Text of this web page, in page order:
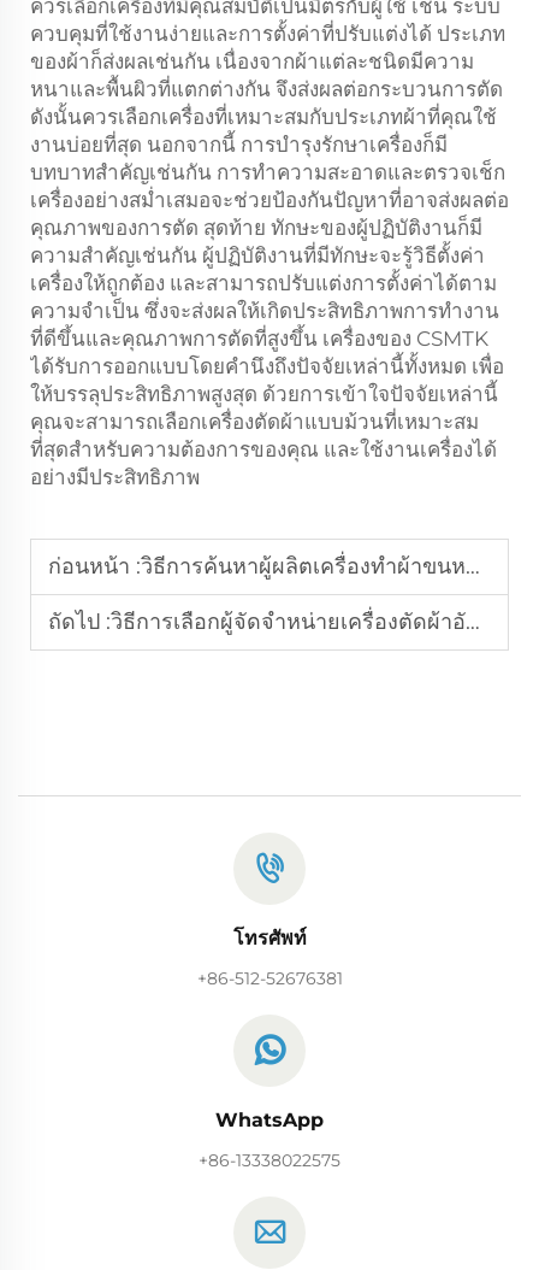
ควรเลือกเครื่องที่มีคุณสมบัติเป็นมิตรกับผู้ใช้ เช่น ระบบ
ควบคุมที่ใช้งานง่ายและการตั้งค่าที่ปรับแต่งได้ ประเภท
ของผ้าก็ส่งผลเช่นกัน เนื่องจากผ้าแต่ละชนิดมีความ
หนาและพื้นผิวที่แตกต่างกัน จึงส่งผลต่อกระบวนการตัด
ดังนั้นควรเลือกเครื่องที่เหมาะสมกับประเภทผ้าที่คุณใช้
งานบ่อยที่สุด นอกจากนี้ การบำรุงรักษาเครื่องก็มี
บทบาทสำคัญเช่นกัน การทำความสะอาดและตรวจเช็ก
เครื่องอย่างสม่ำเสมอจะช่วยป้องกันปัญหาที่อาจส่งผลต่อ
คุณภาพของการตัด สุดท้าย ทักษะของผู้ปฏิบัติงานก็มี
ความสำคัญเช่นกัน ผู้ปฏิบัติงานที่มีทักษะจะรู้วิธีตั้งค่า
เครื่องให้ถูกต้อง และสามารถปรับแต่งการตั้งค่าได้ตาม
ความจำเป็น ซึ่งจะส่งผลให้เกิดประสิทธิภาพการทำงาน
ที่ดีขึ้นและคุณภาพการตัดที่สูงขึ้น เครื่องของ CSMTK
ได้รับการออกแบบโดยคำนึงถึงปัจจัยเหล่านี้ทั้งหมด เพื่อ
ให้บรรลุประสิทธิภาพสูงสุด ด้วยการเข้าใจปัจจัยเหล่านี้
คุณจะสามารถเลือกเครื่องตัดผ้าแบบม้วนที่เหมาะสม
ที่สุดสำหรับความต้องการของคุณ และใช้งานเครื่องได้
อย่างมีประสิทธิภาพ
ก่อนหน้า :วิธีการค้นหาผู้ผลิตเครื่องทำผ้าขนหนูชั้นนำ
ถัดไป :วิธีการเลือกผู้จัดจำหน่ายเครื่องตัดผ้าอัตโนมัติ
โทรศัพท์
+86-512-52676381
WhatsApp
+86-13338022575